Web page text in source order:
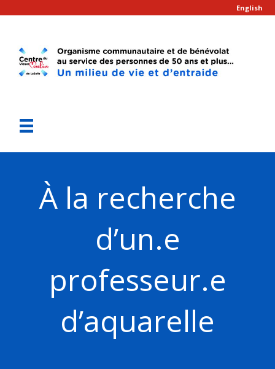
English
À la recherche
d’un.e
professeur.e
d’aquarelle